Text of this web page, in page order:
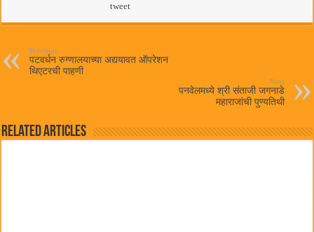
ts
pp
ail
tweet
Previous
पटवर्धन रुग्णालयाच्या अद्ययावत ऑपरेशन
थिएटरची पाहणी
Next
पनवेलमध्ये श्री संताजी जगनाडे
महाराजांची पुण्यतिथी
Related Articles